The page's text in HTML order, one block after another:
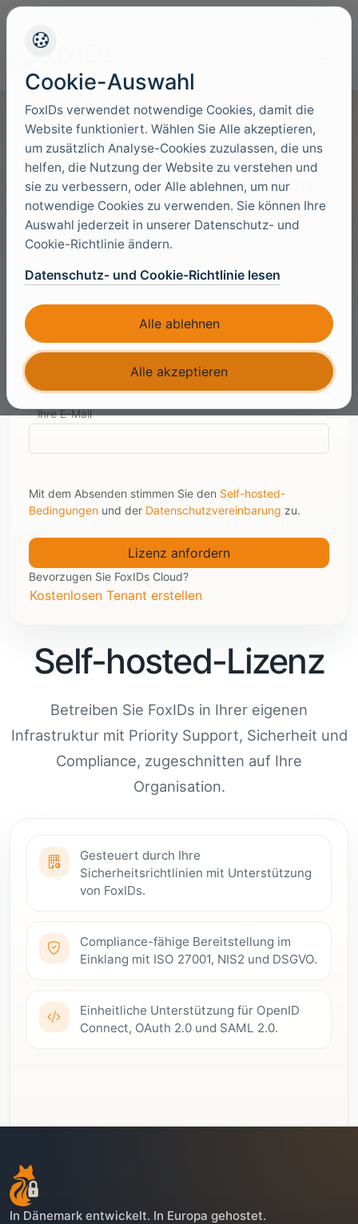
Self-hosted-Lizenz
Betreiben Sie FoxIDs in Ihrer eigenen
Infrastruktur mit Priority Support, Sicherheit und
Compliance, zugeschnitten auf Ihre
Organisation.
Gesteuert durch Ihre
Sicherheitsrichtlinien mit Unterstützung
von FoxIDs.
Compliance-fähige Bereitstellung im
Einklang mit ISO 27001, NIS2 und DSGVO.
Einheitliche Unterstützung für OpenID
Connect, OAuth 2.0 und SAML 2.0.
Self-hosted-Lizenz anfordern
Fordern Sie eine Self-hosted-Lizenz für Ihre
Bereitstellung an, und wir melden uns mit Lizenz und
Onboarding-Anleitung.
Lizenz
Ihr Name
Ihre E-Mail
Mit dem Absenden stimmen Sie den Self-hosted-
Bedingungen und der Datenschutzvereinbarung zu.
Bevorzugen Sie FoxIDs Cloud?
Kostenlosen Tenant erstellen
In Dänemark entwickelt. In Europa gehostet.
Cookie-Auswahl
FoxIDs verwendet notwendige Cookies, damit die
Website funktioniert. Wählen Sie Alle akzeptieren,
um zusätzlich Analyse-Cookies zuzulassen, die uns
helfen, die Nutzung der Website zu verstehen und
sie zu verbessern, oder Alle ablehnen, um nur
notwendige Cookies zu verwenden. Sie können Ihre
Auswahl jederzeit in unserer Datenschutz- und
Cookie-Richtlinie ändern.
Datenschutz- und Cookie-Richtlinie lesen
Alle ablehnen
Alle akzeptieren